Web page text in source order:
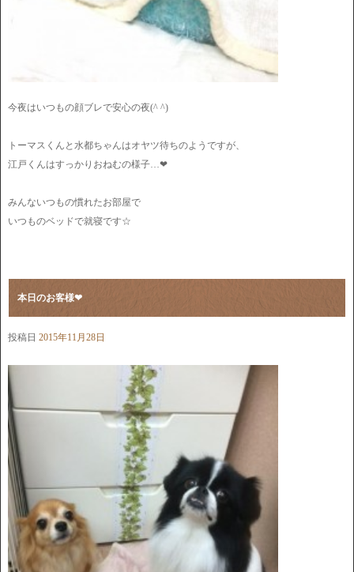
今夜はいつもの顔ブレで安心の夜(^ ^)
トーマスくんと水都ちゃんはオヤツ待ちのようですが、
江戸くんはすっかりおねむの様子…❤︎
みんないつもの慣れたお部屋で
いつものベッドで就寝です☆
本日のお客様❤︎
投稿日 2015年11月28日